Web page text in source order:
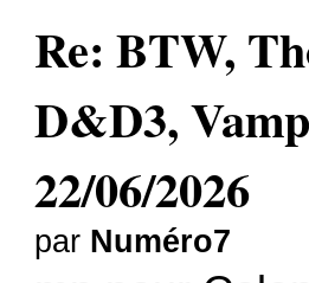
Re: BTW,
D&D3,
22/06/2026
par Numéro7